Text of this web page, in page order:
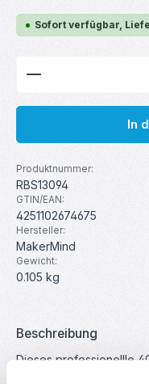
Sofort verfügbar,
Produkt Anzahl:
In
Produktnummer:
RBS13094
GTIN/EAN:
4251102674675
Hersteller:
MakerMind
Gewicht:
0.105 kg
Beschreibung
Dieses professionellle
Ihnen Heizbetten oder